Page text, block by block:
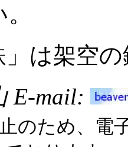
は架空
E-mail:
のため、電